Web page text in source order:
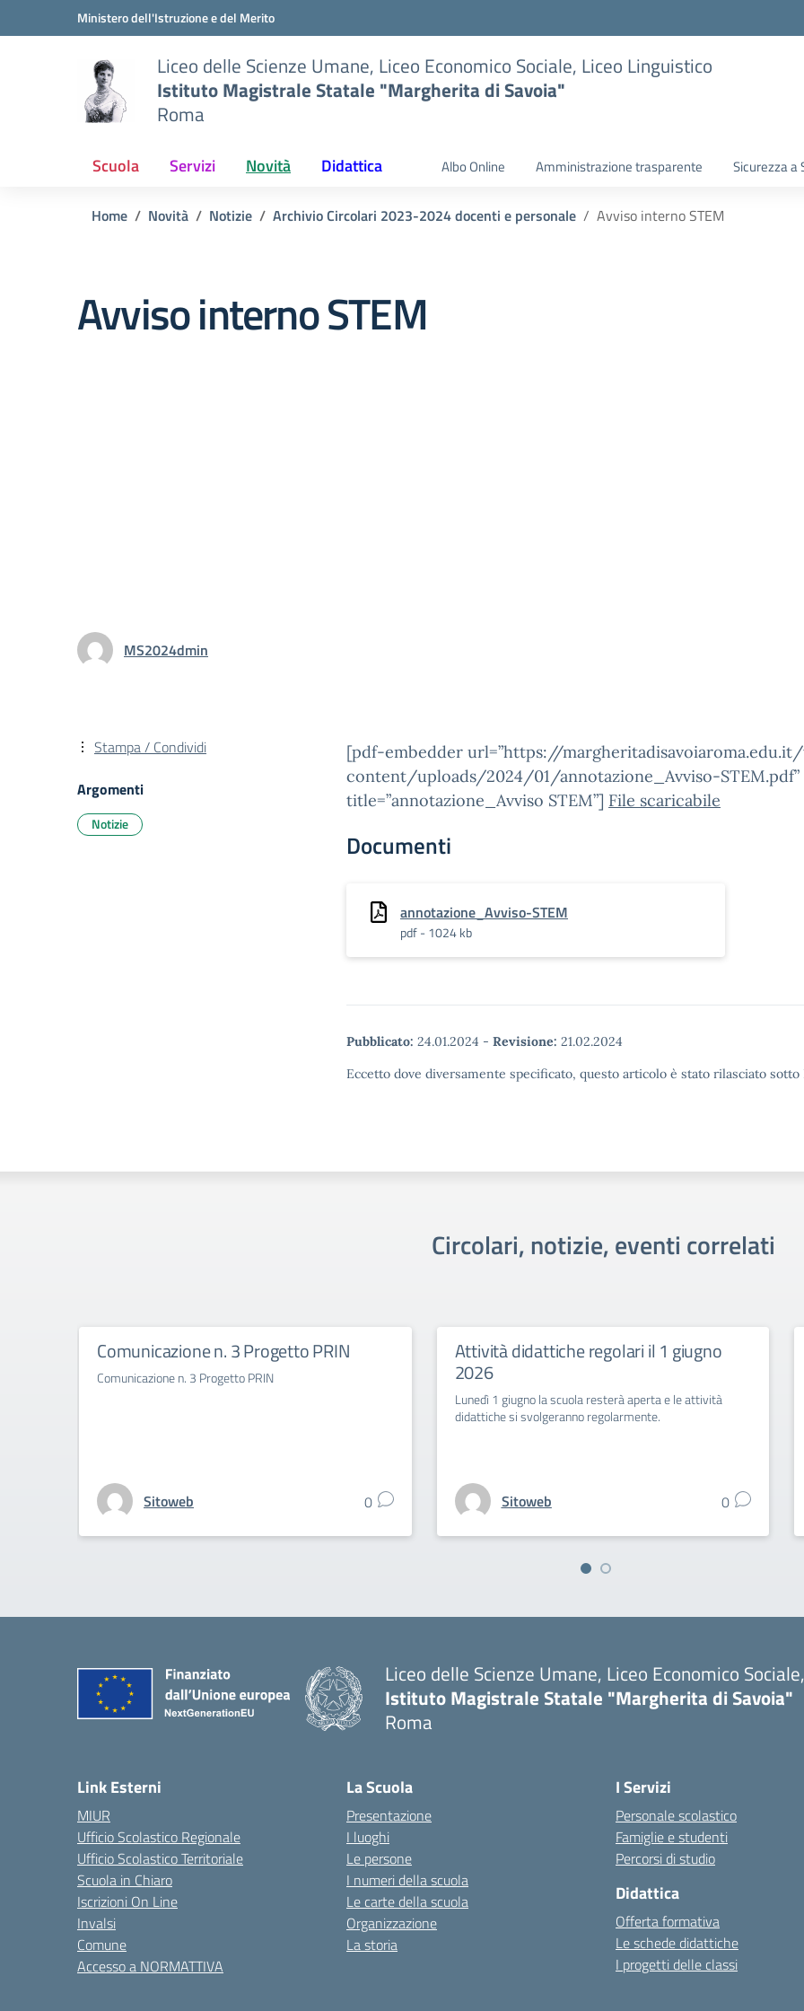
Vai ai contenuti
Vai al menu di navigazioneMinistero dell'Istruzione e del Merito
Liceo delle Scienze Umane, Liceo Economico Sociale, Liceo Linguistico
Istituto Magistrale Statale "Margherita di Savoia"
Roma
Scuola Servizi Novità Didattica Albo Online Amministrazione trasparente Sicurezza a
Home Novità Notizie Archivio Circolari 2023-2024 docenti e personale Avviso interno STEM
Avviso interno STEM
MS2024dmin
[pdf-embedder url=”https://
content/uploads/2024/01/annotazione_Avviso-STEM.pdf”
title=”annotazione_Avviso STEM”] File scaricabile
Documenti
annotazione_Avviso-STEM
pdf - 1024 kb
Pubblicato: 24.01.2024 - Revisione: 21.02.2024
Eccetto dove diversamente specificato, questo articolo è stato rilasciato
Stampa / Condividi
Argomenti
Notizie
Circolari, notizie, eventi correlati
Comunicazione n. 3 Progetto PRIN
Comunicazione n. 3 Progetto PRIN
Sitoweb 0
Attività didattiche regolari il 1 giugno
2026
Lunedì 1 giugno la scuola resterà aperta e le attività
didattiche si svolgeranno regolarmente.
Sitoweb 0
Liceo delle Scienze Umane, Liceo Economico
Istituto Magistrale Statale "Margherita di Savoia"
Roma
Link Esterni
MIUR
Ufficio Scolastico Regionale
Ufficio Scolastico Territoriale
Scuola in Chiaro
Iscrizioni On Line
Invalsi
Comune
Accesso a NORMATTIVA
La Scuola
Presentazione
I luoghi
Le persone
I numeri della scuola
Le carte della scuola
Organizzazione
La storia
I Servizi
Personale scolastico
Famiglie e studenti
Percorsi di studio
Didattica
Offerta formativa
Le schede didattiche
I progetti delle classi